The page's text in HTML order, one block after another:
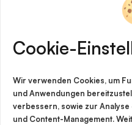
Software
Cookie-
Wir verwenden Cookies, um
und Anwendungen
verbessern, sowie zur
und Content-Management.